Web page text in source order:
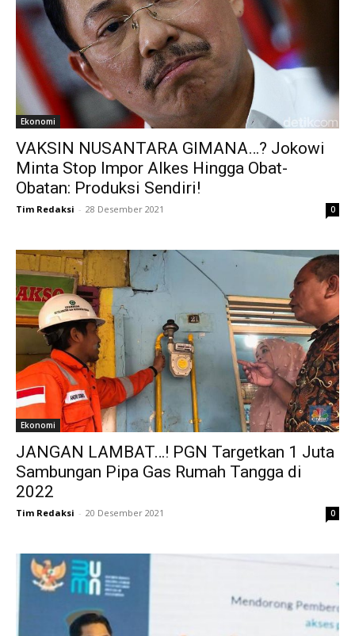
Ekonomi
VAKSIN NUSANTARA GIMANA…? Jokowi
Minta Stop Impor Alkes Hingga Obat-
Obatan: Produksi Sendiri!
Tim Redaksi - 28 Desember 2021 0
Ekonomi
JANGAN LAMBAT…! PGN Targetkan 1 Juta
Sambungan Pipa Gas Rumah Tangga di
2022
Tim Redaksi - 20 Desember 2021 0